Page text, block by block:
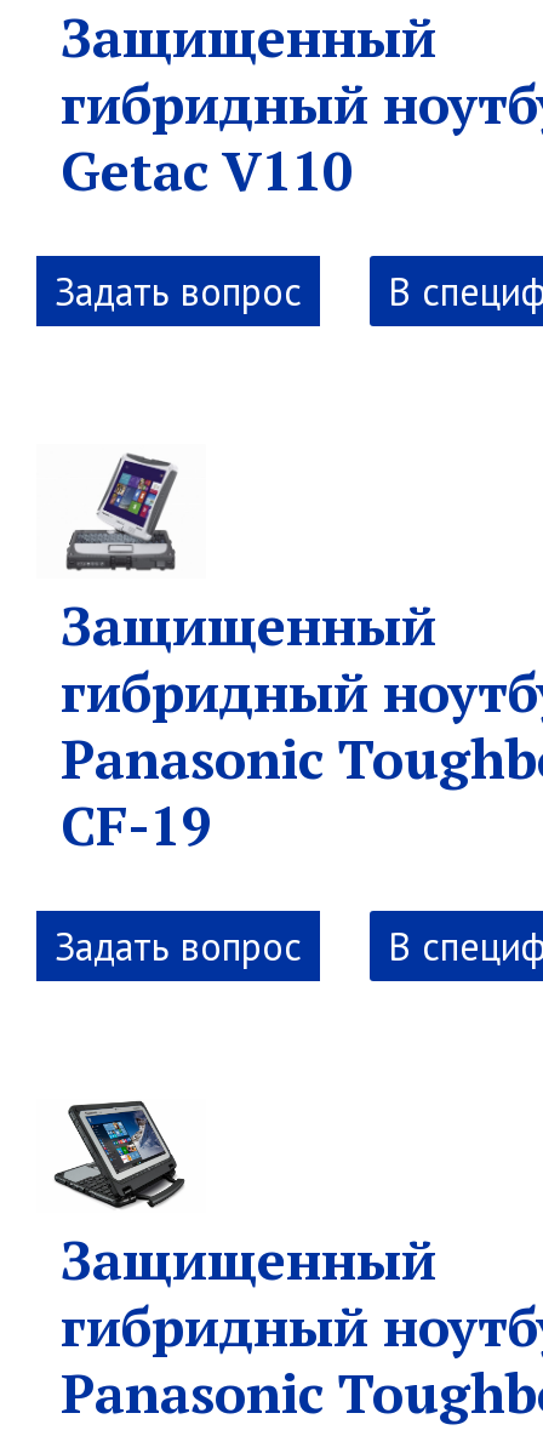
Защищенный
гибридный
Getac V110
В
Защищенный
гибридный
Panasonic
CF-19
В
Защищенный
гибридный
Panasonic